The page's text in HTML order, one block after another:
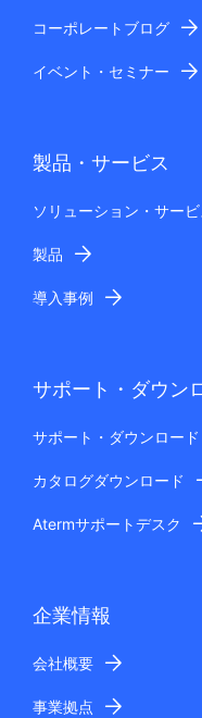
コーポレートブログ
イベント・セミナー
製品・サービス
ソリューション・サービ
製品
導入事例
サポート・ダウン
サポート・ダウンロード
カタログダウンロード
Atermサポートデスク
企業情報
会社概要
事業拠点